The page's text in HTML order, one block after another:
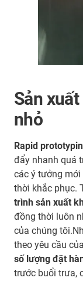
Sản
nhỏ
Rapid
đẩy nhanh quá
các ý tưởng mới
thời khắc phục.
trình sản xuất
đồng thời luôn
của chúng
theo yêu cầu
số lượng đặt
trước buổi trưa,